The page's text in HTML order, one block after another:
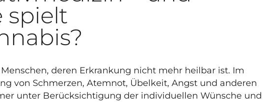
spielt
deren Erkrankung nicht mehr heilbar ist. Im
von Schmerzen, Atemnot, Übelkeit, Angst und anderen
unter Berücksichtigung der individuellen Wünsche und